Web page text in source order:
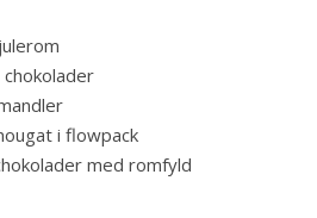
i flowpack
med romfyld